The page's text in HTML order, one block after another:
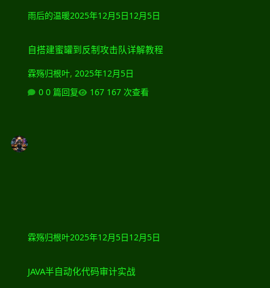
雨后的温暖2025年12月5日12月5日
自搭建蜜罐到反制攻击队详解教程
霖殇归根叶, 2025年12月5日
0 篇回复
167 次查看
霖殇归根叶2025年12月5日12月5日
JAVA半自动化代码审计实战